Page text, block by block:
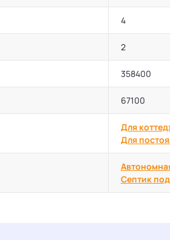
4
2
358400
67100
Для
Для
Септик